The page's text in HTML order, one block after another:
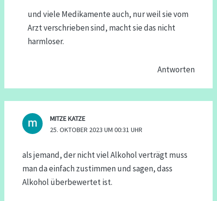
und viele Medikamente auch, nur weil sie vom
Arzt verschrieben sind, macht sie das nicht
harmloser.
Antworten
MITZE KATZE
25. OKTOBER 2023 UM 00:31 UHR
als jemand, der nicht viel Alkohol verträgt muss
man da einfach zustimmen und sagen, dass
Alkohol überbewertet ist.